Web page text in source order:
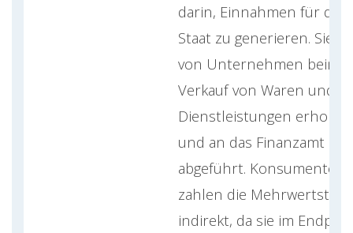
darin, Einnahmen für den
Staat zu generieren. Sie
von Unternehmen beim
Verkauf von Waren und
Dienstleistungen erhoben
und an das Finanzamt
abgeführt. Konsumenten
zahlen die
indirekt, da sie im